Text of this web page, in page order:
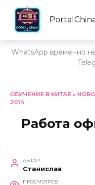
WhatsApp временно
содержанию
ОБУЧЕНИЕ В КИТАЕ »
2014
Работа
АВТОР
Станислав
ПРОСМОТРОВ